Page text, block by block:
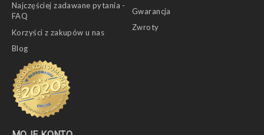
Najczęściej zadawane pytania -
FAQ
Korzyści z zakupów u nas
Blog
Gwarancja
Zwroty